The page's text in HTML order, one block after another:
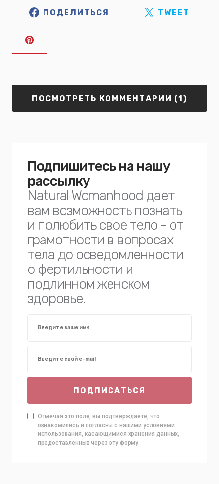
ПОДЕЛИТЬСЯ TWEET
ПОСМОТРЕТЬ КОММЕНТАРИИ (1)
Подпишитесь на нашу
рассылку
Natural Womanhood дает
вам возможность познать
и полюбить свое тело - от
грамотности в вопросах
тела до осведомленности
о фертильности и
подлинном женском
здоровье.
ПОДПИСАТЬСЯ
Отмечая это поле, вы подтверждаете, что
ознакомились и согласны с нашими условиями
использования, касающимися хранения данных,
предоставленных через эту форму.